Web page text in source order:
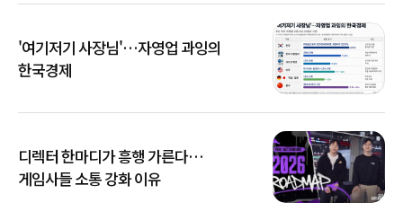
'여기저기 사장님'…자영업 과잉의
한국경제
디렉터 한마디가 흥행 가른다…
게임사들 소통 강화 이유